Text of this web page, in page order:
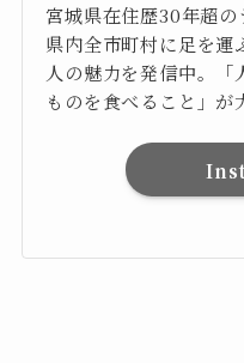
宮城県在住歴30年超の
県内全市町村に足を運
人の魅力を発信中。
ものを食べること」が